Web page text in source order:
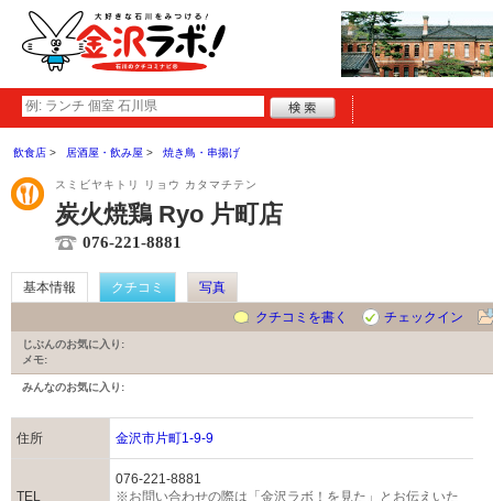
飲食店 居酒屋・飲み屋 焼き鳥・串揚げ
スミビヤキトリ リョウ カタマチテン
炭火焼鶏 Ryo 片町店
076-221-8881
基本情報 クチコミ
写真
クチコミを書く
チェックイン
じぶんのお気に入り:
メモ:
みんなのお気に入り:
住所 金沢市片町1-9-9
TEL
076-221-8881
※お問い合わせの際は「金沢ラボ！を見た」とお伝えいた